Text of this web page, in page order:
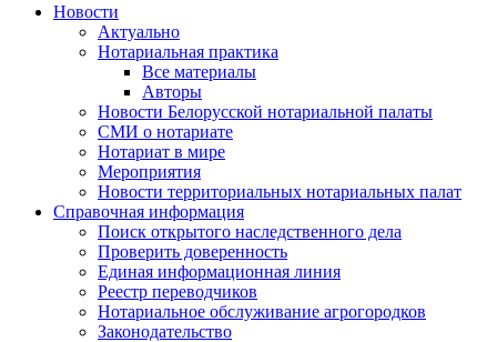
Новости
Актуально
Нотариальная практика
Все материалы
Авторы
Новости Белорусской нотариальной палаты
СМИ о нотариате
Нотариат в мире
Мероприятия
Новости территориальных нотариальных палат
Справочная информация
Поиск открытого наследственного дела
Проверить доверенность
Единая информационная линия
Реестр переводчиков
Нотариальное обслуживание агрогородков
Законодательство